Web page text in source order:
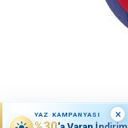
YAZ KAMPANYASI ×